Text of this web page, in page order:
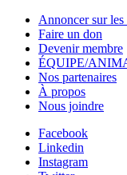
Annoncer sur les
Faire un don
Devenir membre
ÉQUIPE/
Nos partenaires
À propos
Nous joindre
Facebook
Linkedin
Instagram